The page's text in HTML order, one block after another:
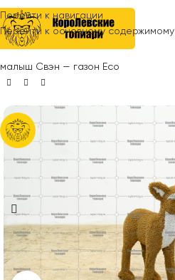
Перейти к навигации
Перейти к основному содержимому
Главная»Топиари»Животные
малыш Свэн — газон Eco